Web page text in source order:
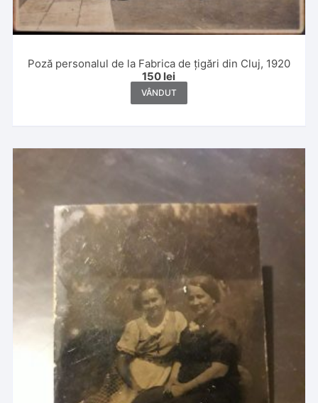
Poză personalul de la Fabrica de țigări din Cluj, 1920
150 lei
VÂNDUT